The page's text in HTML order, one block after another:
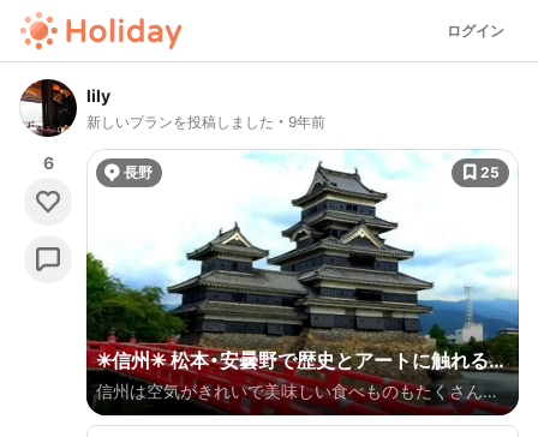
ログイン
lily
新しいプランを投稿しました 9年前
6 長野 25
✳︎信州✳︎ 松本・安曇野で歴史とアートに触れる旅
🏯
信州は空気がきれいで美味しい食べものもたくさん✨
日ごろのつかれをリフレッシュするのにおすすめの場